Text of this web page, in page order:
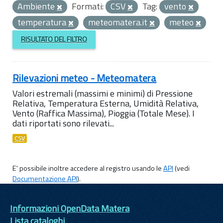
Ambiente
Formati: CSV Tag: vento
temperatura
meteomatera.it meteo
RISULTATO DEL FILTRO
Rilevazioni meteo - Meteomatera
Valori estremali (massimi e minimi) di Pressione
Relativa, Temperatura Esterna, Umidità Relativa,
Vento (Raffica Massima), Pioggia (Totale Mese). I
dati riportati sono rilevati...
CSV
E' possibile inoltre accedere al registro usando leAPI(vedi
Documentazione API).
Informazioni OpenData Matera